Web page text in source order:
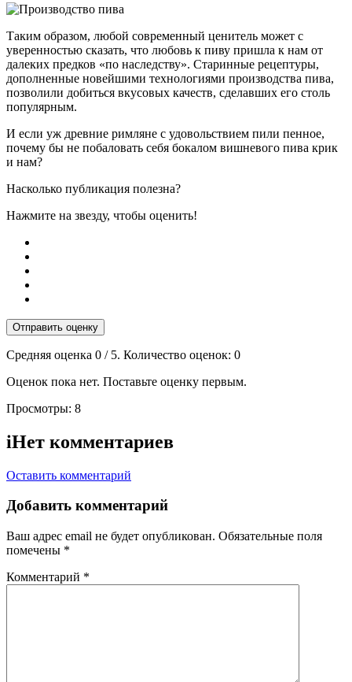
Таким образом, любой современный ценитель может с
уверенностью сказать, что любовь к пиву пришла к нам от
далеких предков «по наследству». Старинные рецептуры,
дополненные новейшими технологиями производства пива,
позволили добиться вкусовых качеств, сделавших его столь
популярным.
И если уж древние римляне с удовольствием пили пенное,
почему бы не побаловать себя бокалом вишневого пива крик
и нам?
Насколько публикация полезна?
Нажмите на звезду, чтобы оценить!
Отправить оценку
Средняя оценка 0 / 5. Количество оценок: 0
Оценок пока нет. Поставьте оценку первым.
Просмотры: 8
iНет комментариев
Оставить комментарий
Добавить комментарий
Ваш адрес email не будет опубликован. Обязательные поля
помечены *
Комментарий *